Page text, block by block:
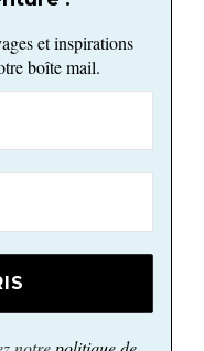
et inspirations
boîte mail.